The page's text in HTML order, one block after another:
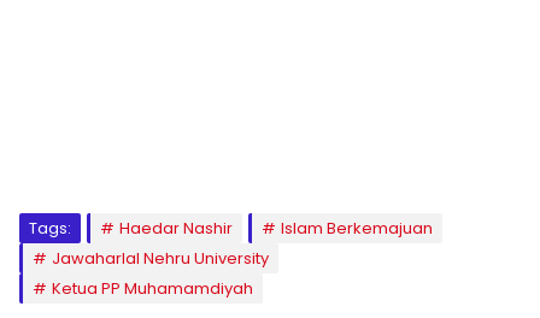
Tags: Haedar Nashir
Islam Berkemajuan
Jawaharlal Nehru University
Ketua PP Muhamamdiyah